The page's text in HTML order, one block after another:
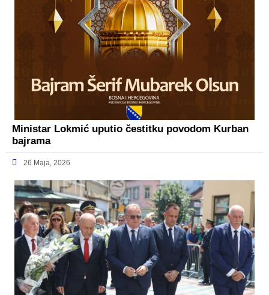
Ministar Lokmić uputio čestitku povodom Kurban
bajrama
26 Maja, 2026